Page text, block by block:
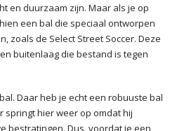
en duurzaam zijn. Maar als je op
een bal die speciaal ontworpen
zoals de Select Street Soccer. Deze
buitenlaag die bestand is tegen
Daar heb je echt een robuuste bal
springt hier weer op omdat hij
bestratingen. Dus, voordat je een